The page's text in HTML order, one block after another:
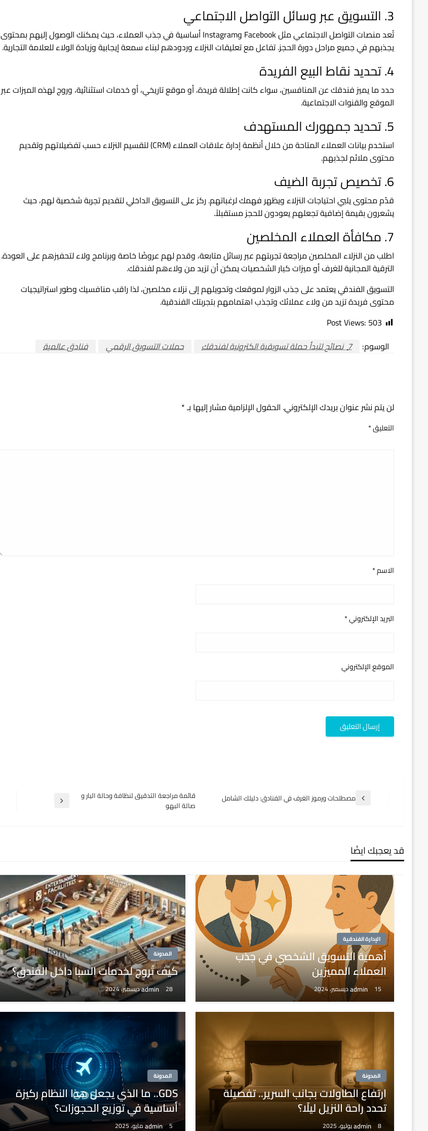
3. التسويق عبر وسائل التواصل الاجتماعي
تُعد منصات التواصل الاجتماعي مثل Facebook وInstagram أساسية في جذب العملاء، حيث يمكنك الوصول إليهم بمحتوى
يجذبهم في جميع مراحل دورة الحجز. تفاعل مع تعليقات النزلاء وردودهم لبناء سمعة إيجابية وزيادة الولاء للعلامة التجارية.
4. تحديد نقاط البيع الفريدة
حدد ما يميز فندقك عن المنافسين، سواء كانت إطلالة فريدة، أو موقع تاريخي، أو خدمات استثنائية، وروج لهذه الميزات عبر
الموقع والقنوات الاجتماعية.
5. تحديد جمهورك المستهدف
استخدم بيانات العملاء المتاحة من خلال أنظمة إدارة علاقات العملاء (CRM) لتقسيم النزلاء حسب تفضيلاتهم وتقديم
محتوى ملائم لجذبهم.
6. تخصيص تجربة الضيف
قدّم محتوى يلبي احتياجات النزلاء ويظهر فهمك لرغباتهم. ركز على التسويق الداخلي لتقديم تجربة شخصية لهم، حيث
يشعرون بقيمة إضافية تجعلهم يعودون للحجز مستقبلاً.
7. مكافأة العملاء المخلصين
اطلب من النزلاء المخلصين مراجعة تجربتهم عبر رسائل متابعة، وقدم لهم عروضًا خاصة وبرنامج ولاء لتحفيزهم على العودة.
الترقية المجانية للغرف أو ميزات كبار الشخصيات يمكن أن تزيد من ولاءهم لفندقك.
التسويق الفندقي يعتمد على جذب الزوار لموقعك وتحويلهم إلى نزلاء مخلصين، لذا راقب منافسيك وطور استراتيجيات
محتوى فريدة تزيد من ولاء عملائك وتجذب اهتمامهم بتجربتك الفندقية.
Post Views: 503
الوسوم:
7 نصائح لتبدأ حملة تسويقية الكترونية لفندقك حملات التسويق الرقمي فنادق عالمية
لن يتم نشر عنوان بريدك الإلكتروني. الحقول الإلزامية مشار إليها بـ*
التعليق*
الاسم*
البريد الإلكتروني*
الموقع الإلكتروني
تصفّح
المقالة مصطلحات ورموز الغرف في الفنادق: دليلك الشامل
المقالة
قائمة مراجعة التدقيق لنظافة وحالة البار و
صالة البهو
قد يعجبك ايضًا
الإدارة الفندقية
أهمية التسويق الشخصي في جذب
العملاء المميزين
admin 15 ديسمبر، 2024
المدونة
كيف تُروج لخدمات السبا داخل الفندق؟
admin 28 ديسمبر، 2024
المدونة
ارتفاع الطاولات بجانب السرير.. تفصيلة
تحدد راحة النزيل ليلًا؟
admin 8 يوليو، 2025
المدونة
GDS.. ما الذي يجعل هذا النظام ركيزة
أساسية في توزيع الحجوزات؟
admin 5 مايو، 2025